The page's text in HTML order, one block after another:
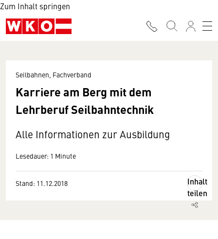
Zum Inhalt springen
Seilbahnen, Fachverband
Karriere am Berg mit dem
Lehrberuf Seilbahntechnik
Alle Informationen zur Ausbildung
Lesedauer: 1 Minute
Stand: 11.12.2018
Inhalt
teilen